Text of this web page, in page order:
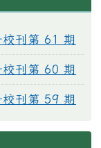
校刊第 61 期
校刊第 60 期
校刊第 59 期